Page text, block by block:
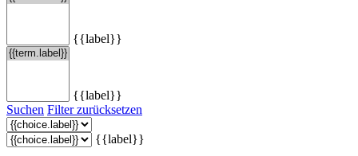
{{label}}
{{label}}
Suchen Filter zurücksetzen
{{label}}